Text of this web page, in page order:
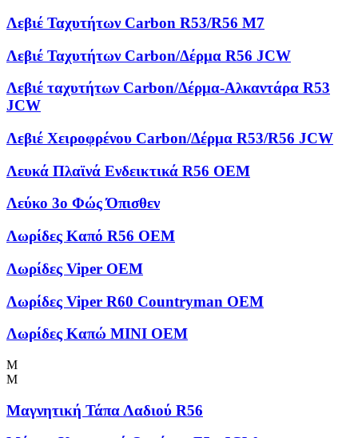
Λεβιέ Ταχυτήτων Carbon R53/R56 M7
Λεβιέ Ταχυτήτων Carbon/Δέρμα R56 JCW
Λεβιέ ταχυτήτων Carbon/Δέρμα-Αλκαντάρα R53
JCW
Λεβιέ Χειροφρένου Carbon/Δέρμα R53/R56 JCW
Λευκά Πλαϊνά Ενδεικτικά R56 OEM
Λεύκο 3ο Φώς Όπισθεν
Λωρίδες Kαπό R56 OEM
Λωρίδες Viper OEM
Λωρίδες Viper R60 Countryman OEM
Λωρίδες Καπώ MINI OEM
Μ
Μ
Μαγνητική Τάπα Λαδιού R56